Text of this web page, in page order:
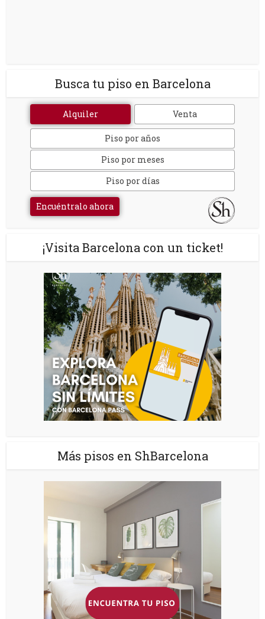
Busca tu piso en Barcelona
Alquiler Venta
Piso por años
Piso por meses
Piso por días
Encuéntralo ahora
¡Visita Barcelona con un ticket!
Más pisos en ShBarcelona